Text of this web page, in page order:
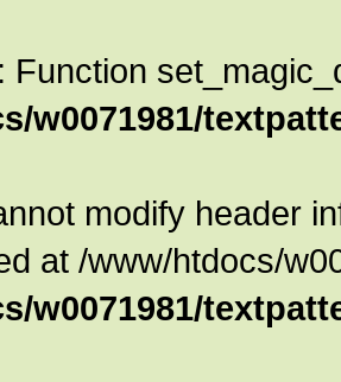
: Function
w0071981/
modify header
at /www/htdocs/
w0071981/